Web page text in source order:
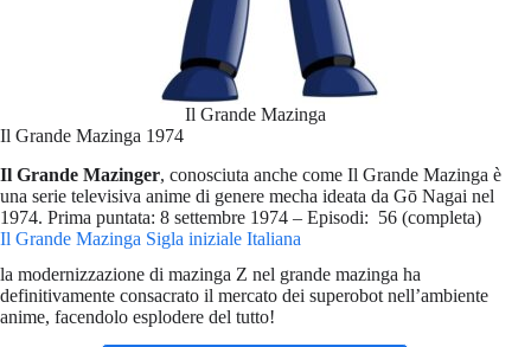
Il Grande Mazinga
Il Grande Mazinga 1974
Il Grande Mazinger, conosciuta anche come Il Grande Mazinga è
una serie televisiva anime di genere mecha ideata da Gō Nagai nel
1974. Prima puntata: 8 settembre 1974 – Episodi: 56 (completa)
Il Grande Mazinga Sigla iniziale Italiana
la modernizzazione di mazinga Z nel grande mazinga ha
definitivamente consacrato il mercato dei superobot nell’ambiente
anime, facendolo esplodere del tutto!